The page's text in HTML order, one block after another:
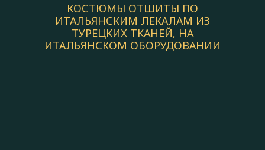
КОСТЮМЫ ОТШИТЫ ПО
ИТАЛЬЯНСКИМ ЛЕКАЛАМ ИЗ
ТУРЕЦКИХ ТКАНЕЙ, НА
ИТАЛЬЯНСКОМ ОБОРУДОВАНИИ